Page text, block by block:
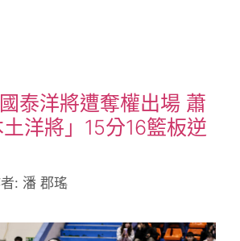
國泰洋將遭奪權出場 蕭
洋將」15分16籃板逆
: 潘 郡瑤